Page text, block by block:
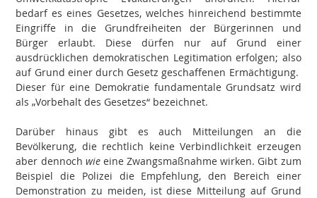
bedarf es eines Gesetzes, welches hinreichend bestimmte
Eingriffe in die Grundfreiheiten der Bürgerinnen und
Bürger erlaubt. Diese dürfen nur auf Grund einer
ausdrücklichen demokratischen Legitimation erfolgen; also
auf Grund einer durch Gesetz geschaffenen Ermächtigung.
Dieser für eine Demokratie fundamentale Grundsatz wird
als „Vorbehalt des Gesetzes“ bezeichnet.
Darüber hinaus gibt es auch Mitteilungen an die
Bevölkerung, die rechtlich keine Verbindlichkeit erzeugen
aber dennoch wieeine Zwangsmaßnahme wirken. Gibt zum
Beispiel die Polizei die Empfehlung, den Bereich einer
Demonstration zu meiden, ist diese Mitteilung auf Grund